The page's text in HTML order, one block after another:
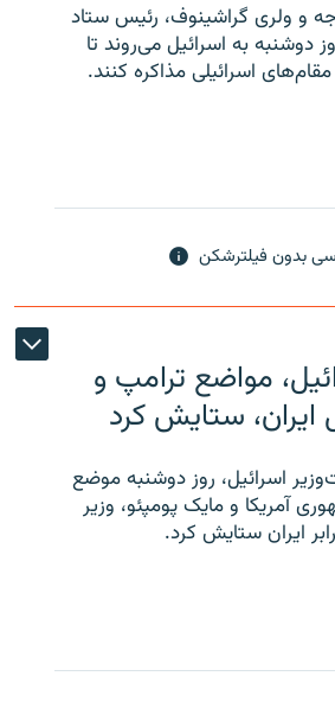
و ولری گراشینوف، رئیس ستاد
به اسرائیل می‌روند تا
اسرائیلی مذاکره کنند.
بدون فیلترشکن
مواضع ترامپ و
ایران، ستایش کرد
اسرائیل، روز دوشنبه موضع
آمریکا و مایک پومپئو، وزیر
ایران ستایش کرد.